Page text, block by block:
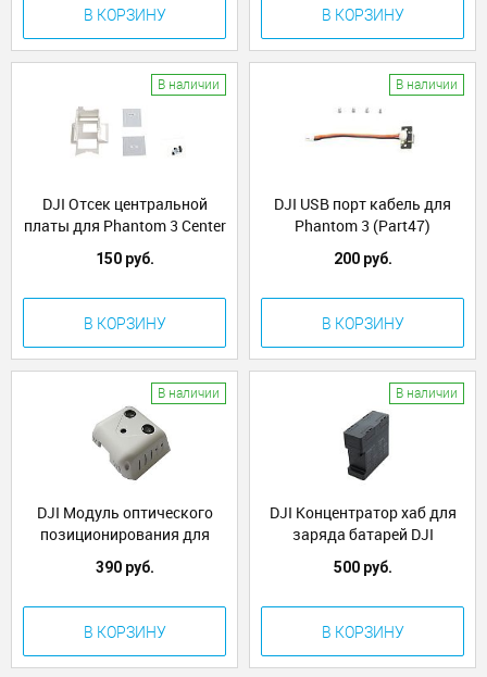
В КОРЗИНУ В КОРЗИНУ
В наличии
DJI Отсек центральной
платы для Phantom 3 Center
Board Compartment
(Part106)
150 руб.
В КОРЗИНУ
В наличии
DJI USB порт кабель для
Phantom 3 (Part47)
200 руб.
В КОРЗИНУ
В наличии
DJI Модуль оптического
позиционирования для
Phantom 3 (Pro/Adv)
(Part36)
390 руб.
В КОРЗИНУ
В наличии
DJI Концентратор хаб для
заряда батарей DJI
Phantom 3 (Part53)
500 руб.
В КОРЗИНУ